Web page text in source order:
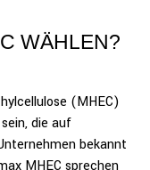
WÄHLEN?
(MHEC)
die auf
bekannt
MHEC sprechen